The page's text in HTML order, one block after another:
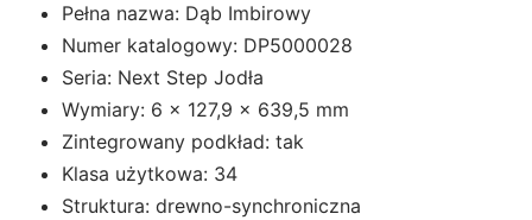
Pełna nazwa: Dąb Imbirowy
Numer katalogowy: DP5000028
Seria: Next Step Jodła
Wymiary: 6 x 127,9 x 639,5 mm
Zintegrowany podkład: tak
Klasa użytkowa: 34
Struktura: drewno-synchroniczna